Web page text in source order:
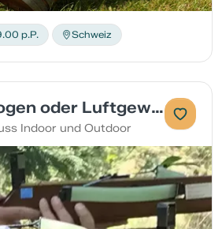
p.P. Schweiz
Armbrust, Bogen oder Luftgewehr
Indoor und Outdoor